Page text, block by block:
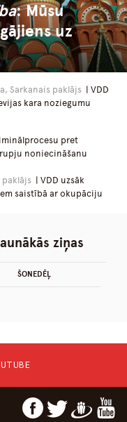
: Mūsu
uz
Sarkanais paklājs | VDD
kara noziegumu
pret
noniecināšanu
| VDD uzsāk
saistībā ar okupāciju
ŠONEDĒĻ
ziņas